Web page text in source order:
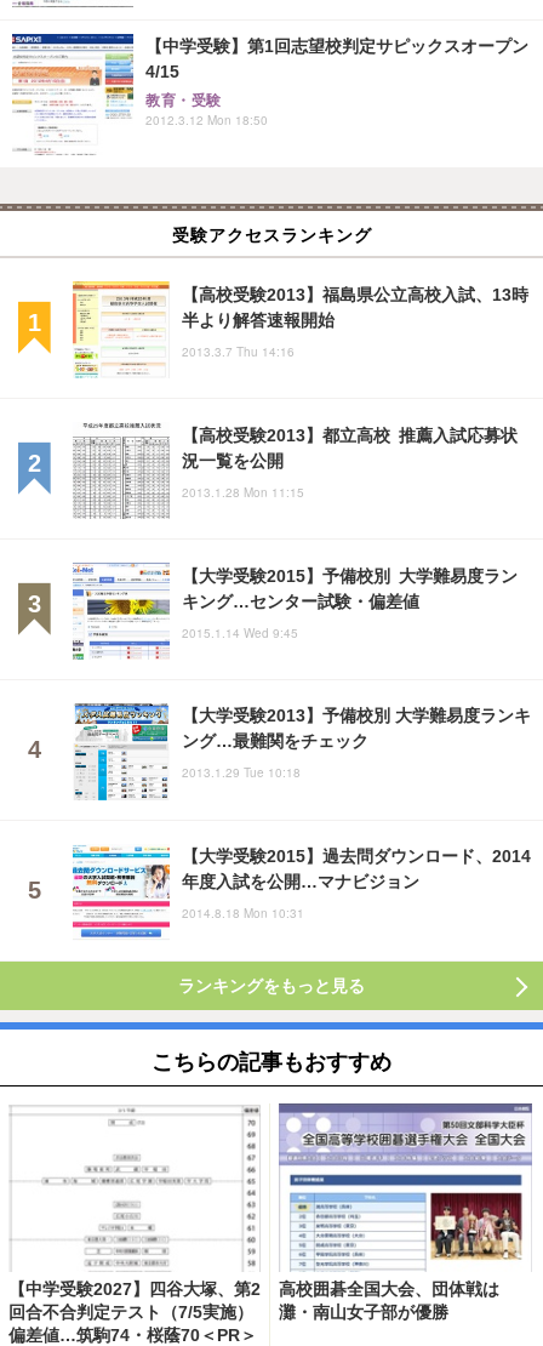
【中学受験】第1回志望校判定サピックスオープン
4/15
教育・受験
2012.3.12 Mon 18:50
受験アクセスランキング
【高校受験2013】福島県公立高校入試、13時
半より解答速報開始
2013.3.7 Thu 14:16
【高校受験2013】都立高校 推薦入試応募状
況一覧を公開
2013.1.28 Mon 11:15
【大学受験2015】予備校別 大学難易度ラン
キング…センター試験・偏差値
2015.1.14 Wed 9:45
【大学受験2013】予備校別 大学難易度ランキ
ング…最難関をチェック
2013.1.29 Tue 10:18
【大学受験2015】過去問ダウンロード、2014
年度入試を公開…マナビジョン
2014.8.18 Mon 10:31
ランキングをもっと見る
こちらの記事もおすすめ
【中学受験2027】四谷大塚、第2
回合不合判定テスト（7/5実施）
偏差値…筑駒74・桜蔭70＜PR＞
高校囲碁全国大会、団体戦は
灘・南山女子部が優勝